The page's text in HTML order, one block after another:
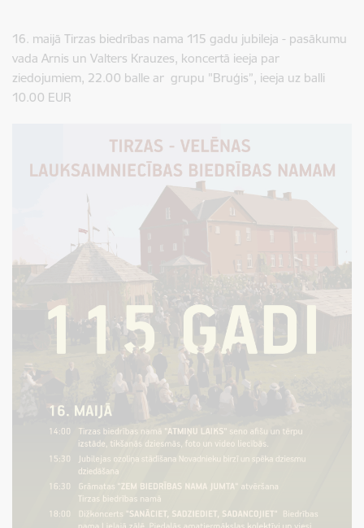
16. maijā Tirzas biedrības nama 115 gadu jubileja - pasākumu
vada Arnis un Valters Krauzes, koncertā ieeja par
ziedojumiem, 22.00 balle ar grupu "Bruģis”, ieeja uz balli
10.00 EUR